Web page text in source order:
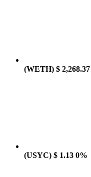
(WETH) $ 2,268.37
(USYC) $ 1.13 0%